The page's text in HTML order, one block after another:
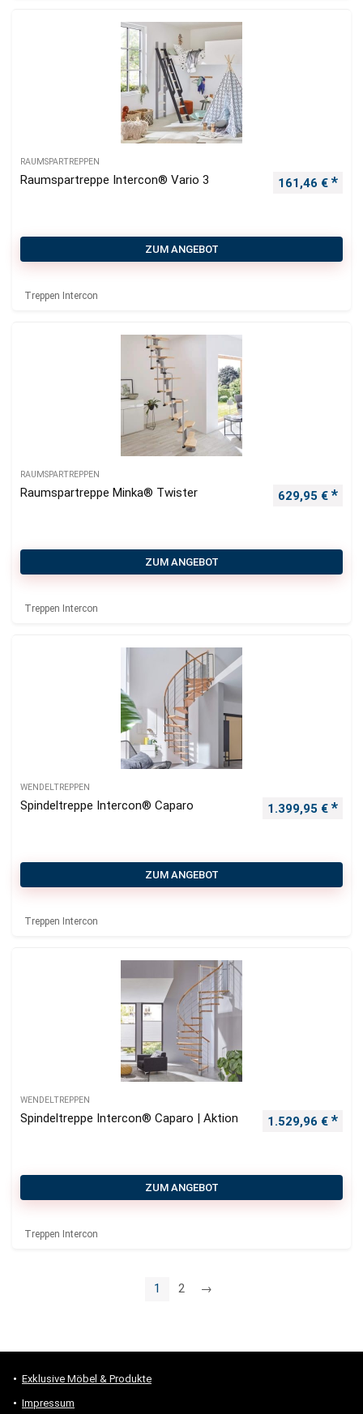
RAUMSPARTREPPEN
Raumspartreppe Intercon® Vario 3 161,46 €
ZUM ANGEBOT
Treppen Intercon
RAUMSPARTREPPEN
Raumspartreppe Minka® Twister 629,95 €
ZUM ANGEBOT
Treppen Intercon
WENDELTREPPEN
Spindeltreppe Intercon® Caparo 1.399,95 €
ZUM ANGEBOT
Treppen Intercon
WENDELTREPPEN
Spindeltreppe Intercon® Caparo | Aktion 1.529,96 €
ZUM ANGEBOT
Treppen Intercon
1 2 →
Exklusive Möbel & Produkte
Impressum